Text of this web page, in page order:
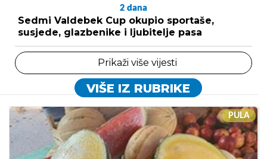
2 dana
Sedmi Valdebek Cup okupio sportaše,
susjede, glazbenike i ljubitelje pasa
Prikaži više vijesti
VIŠE IZ RUBRIKE
PULA